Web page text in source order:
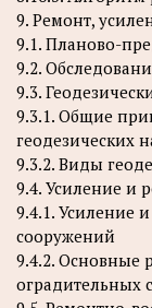
9. Ремонт,
9.1. Планово-
9.2.
9.3.
9.3.1. Общие
геодезических
9.3.2. Виды
9.4. Усиление и
9.4.1. Усиление
сооружений
9.4.2. Основные
оградительных